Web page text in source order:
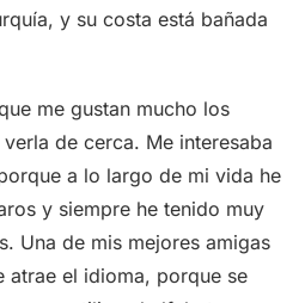
y su costa está bañada
me gustan mucho los
de cerca. Me interesaba
a lo largo de mi vida he
y siempre he tenido muy
Una de mis mejores amigas
atrae el idioma, porque se